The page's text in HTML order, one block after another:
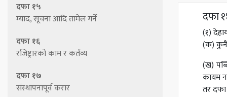
दफा १५
म्याद, सूचना आदि तामेल गर्ने
दफा १६
रजिष्ट्रारको काम र कर्तव्य
दफा १७
संस्थापनापूर्व करार
दफा
(१)
(क) कुनै
(ख)
कायम
तर